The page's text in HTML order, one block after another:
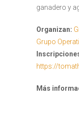
ganadero y
Organizan:
Grupo
https://
Más